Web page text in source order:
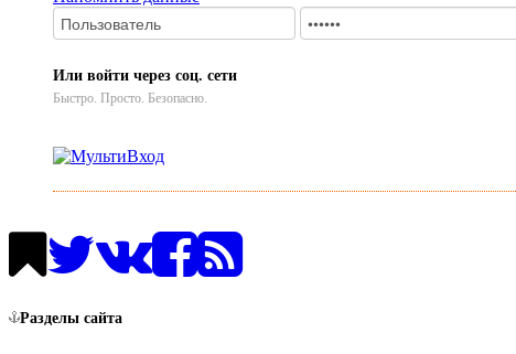
Или войти через соц. сети
Быстро. Просто. Безопасно.
Разделы сайта